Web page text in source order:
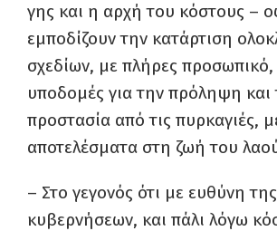
γης και η αρχή του κόστους –
εμποδίζουν την κατάρτιση
σχεδίων, με πλήρες προσωπικό,
υποδομές για την πρόληψη και
προστασία από τις πυρκαγιές,
αποτελέσματα στη ζωή του
– Στο γεγονός ότι με ευθύνη
κυβερνήσεων, και πάλι λόγω